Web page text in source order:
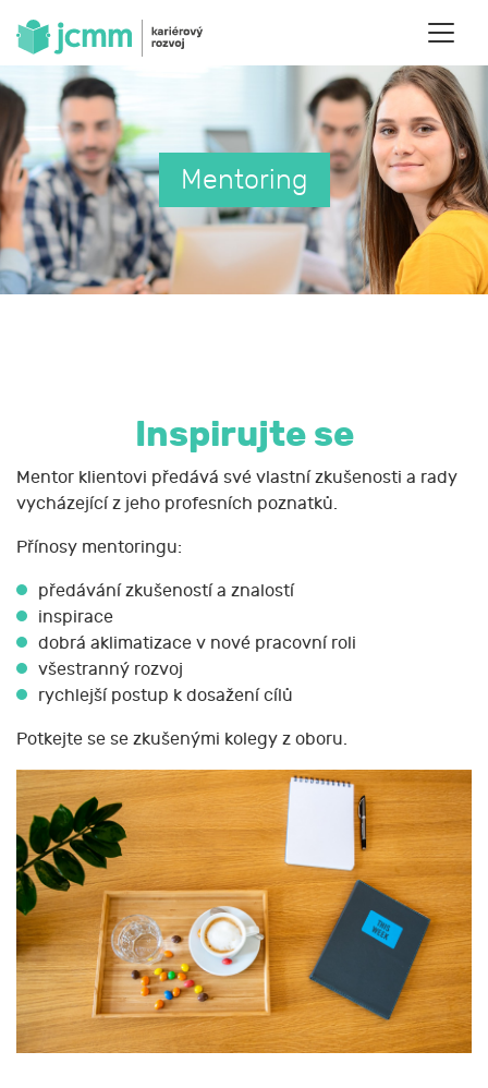
Mentoring
Inspirujte se
Mentor klientovi předává své vlastní zkušenosti a rady
vycházející z jeho profesních poznatků.
Přínosy mentoringu:
předávání zkušeností a znalostí
inspirace
dobrá aklimatizace v nové pracovní roli
všestranný rozvoj
rychlejší postup k dosažení cílů
Potkejte se se zkušenými kolegy z oboru.